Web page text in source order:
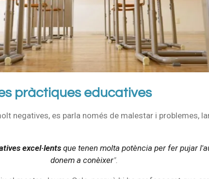
pràctiques educatives
negatives, es parla només de malestar i problemes,
excel·lentsque tenen molta potència per fer pujar
donem a conèixer".